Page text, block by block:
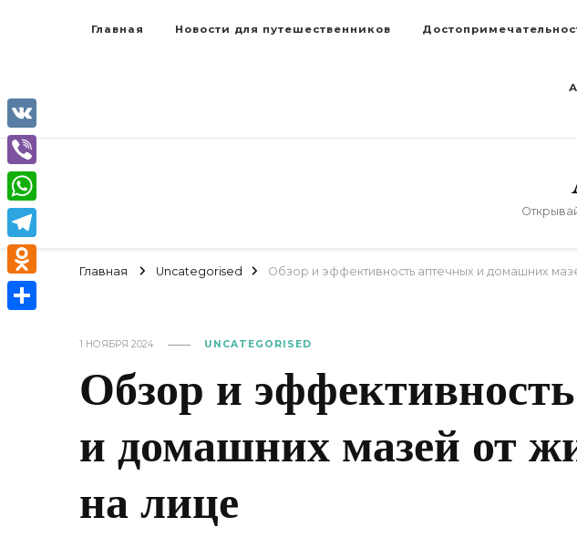
Главная Новости для путешественников
Главная Uncategorised Обзор и эффективность аптечных и домашних
1 НОЯБРЯ 2024 UNCATEGORISED
Обзор и
и домашних мазей от
на лице
VK
Viber
WhatsApp
Telegram
Odnoklassniki